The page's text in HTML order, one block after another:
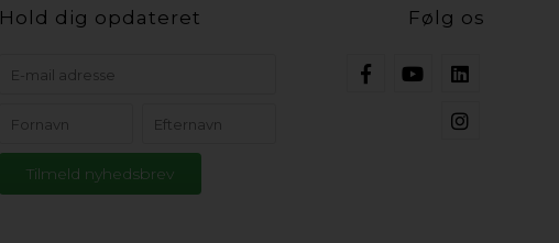
Hold dig opdateret Følg os